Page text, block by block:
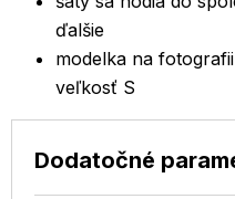
ďalšie
modelka na
veľkosť S
Dodatočné